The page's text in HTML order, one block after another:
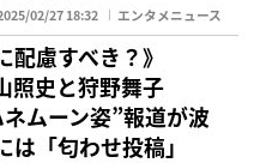
02/27 18:32 エンタメニュース
配慮すべき？》
照史と狩野舞子
ムーン姿”報道が波
「匂わせ投稿」